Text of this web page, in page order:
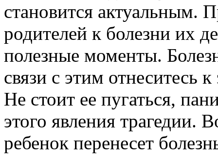
становится актуальным.
родителей к болезни их
полезные моменты.
связи с этим отнеситесь
Не стоит ее пугаться,
этого явления трагедии.
ребенок перенесет